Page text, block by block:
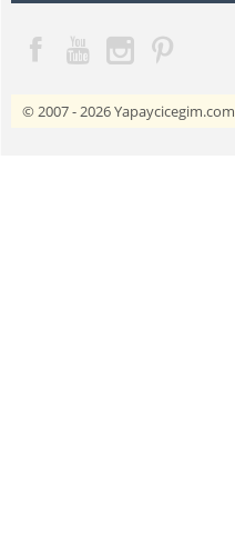
© 2007 - 2026Yapaycicegim.com